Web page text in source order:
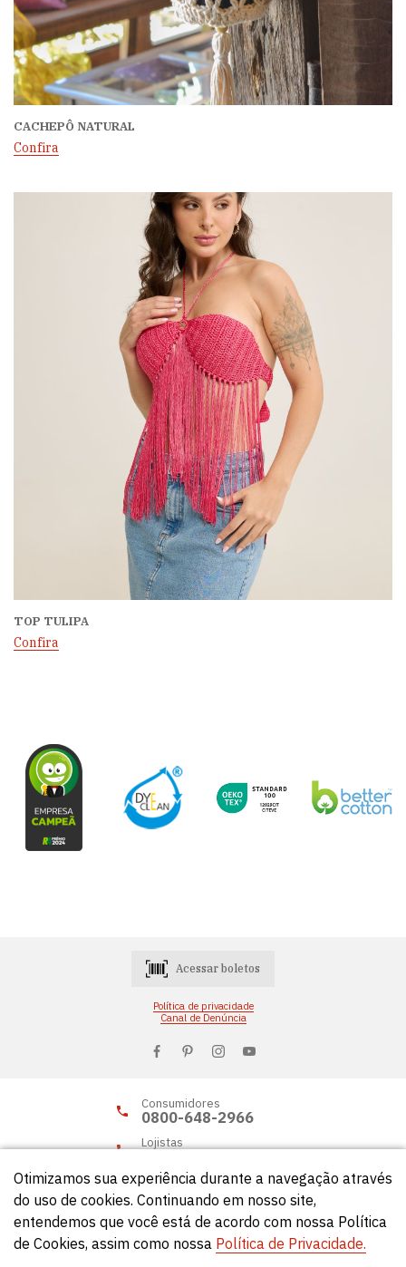
CACHEPÔ NATURAL
Confira
TOP TULIPA
Confira
Acessar boletos
Política de privacidade
Canal de Denúncia
Consumidores
0800-648-2966
Lojistas
© Círculo 2026 - Todos os direitos reservados.
Otimizamos sua experiência durante a navegação através
do uso de cookies. Continuando em nosso site,
entendemos que você está de acordo com nossa Política
de Cookies, assim como nossa Política de Privacidade.